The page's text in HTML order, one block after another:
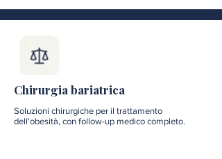
Chirurgia bariatrica
Soluzioni chirurgiche per il trattamento
dell'obesità, con follow-up medico completo.